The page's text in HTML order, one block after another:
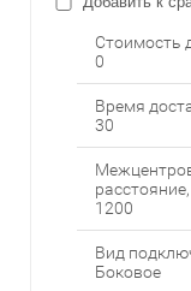
Стоимость
0
Время
30
1200
Вид
Боковое